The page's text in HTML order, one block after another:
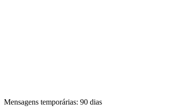
Mensagens temporárias: 90 dias